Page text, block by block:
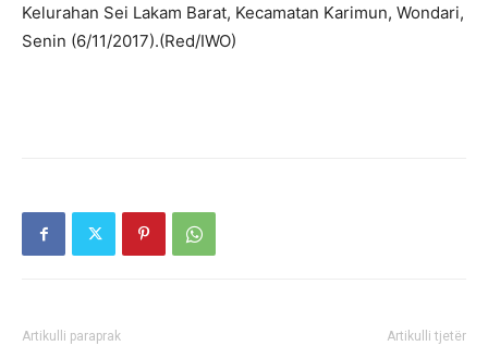
Kelurahan Sei Lakam Barat, Kecamatan Karimun, Wondari,
Senin (6/11/2017).(Red/IWO)
Artikulli paraprak Artikulli tjetër